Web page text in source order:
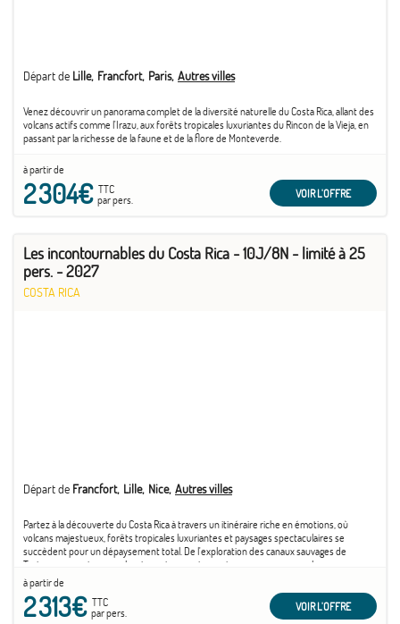
Départ de Lille Francfort Paris Autres villes
Venez découvrir un panorama complet de la diversité naturelle du Costa Rica, allant des
volcans actifs comme l'Irazu, aux forêts tropicales luxuriantes du Rincon de la Vieja, en
passant par la richesse de la faune et de la flore de Monteverde.
à partir de
2 304€TTC
par pers.
VOIR L'OFFRE
Les incontournables du Costa Rica - 10J/8N - limité à 25
pers. - 2027
COSTA RICA
Départ de Francfort Lille Nice Autres villes
Partez à la découverte du Costa Rica à travers un itinéraire riche en émotions, où
volcans majestueux, forêts tropicales luxuriantes et paysages spectaculaires se
succèdent pour un dépaysement total. De l'exploration des canaux sauvages de
Tortuguero aux terres volcaniques impressionnantes, ce voyage vous plonge au cœur
d'une biodiversité exceptionnelle, entre aventures, rencontres authentiques et
immersion dans l'esprit Pura Vida.
à partir de
2 313€TTC
par pers.
VOIR L'OFFRE